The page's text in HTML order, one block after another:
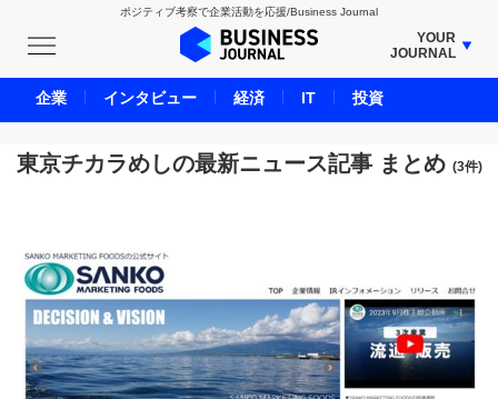
ポジティブ考察で企業活動を応援/Business Journal
YOUR
JOURNAL
BUSINESS JOURNAL
UNICORN JOURNAL
CARBON CREDITS JOURNAL
INBOUND JOURNAL
LIFE ENDING JOURNAL
AI JOURNAL
REAL ESTATE BROKERAGE JOURNAL
SMART MARKETING JOURNAL
東京チカラめしの最新ニュース記事 まとめ (3件)
企業 インタビュー 経済 IT 投資